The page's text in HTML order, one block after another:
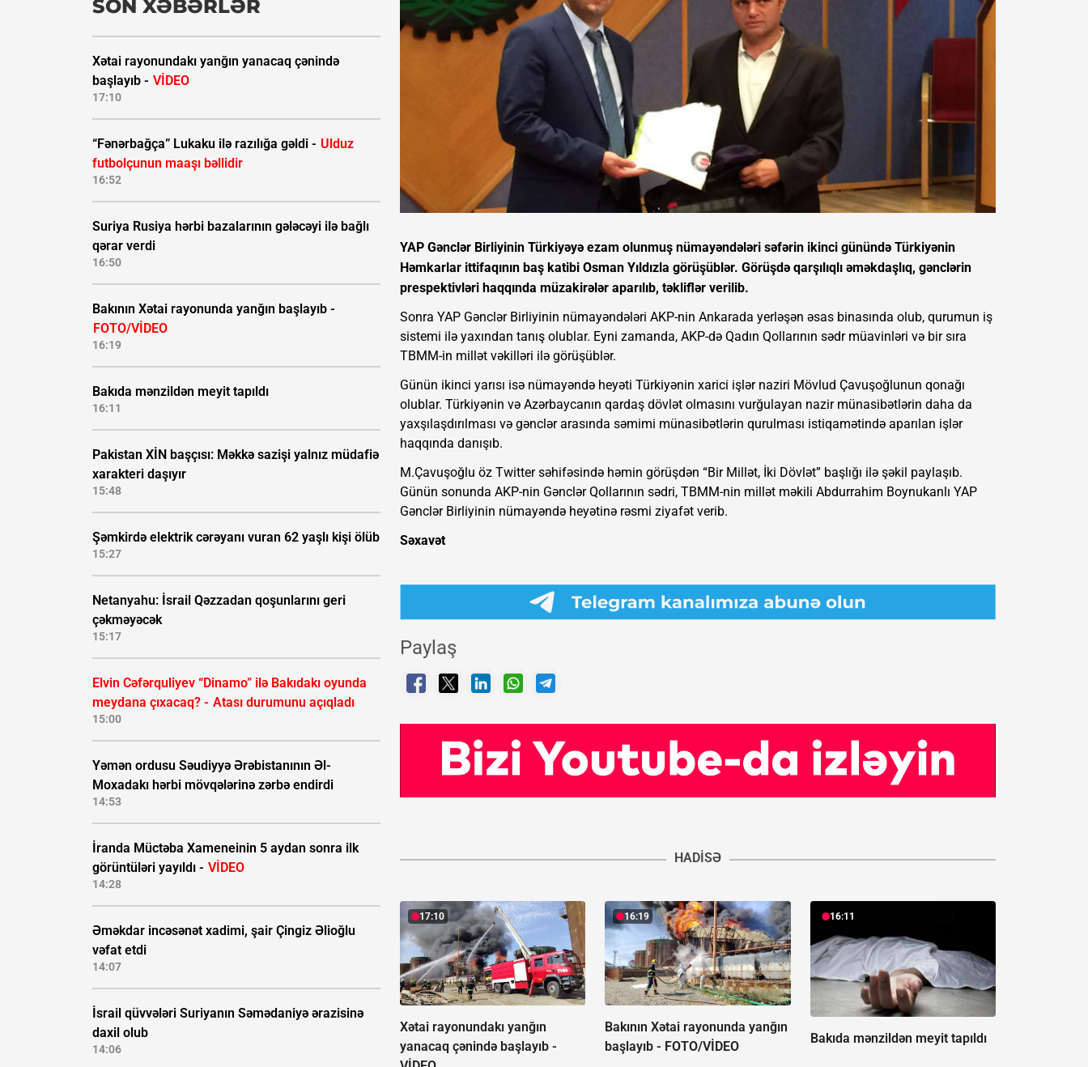
SON XƏBƏRLƏR
Xətai rayonundakı yanğın yanacaq çənində
başlayıb - VİDEO
17:10
“Fənərbağça” Lukaku ilə razılığa gəldi - Ulduz
futbolçunun maaşı bəllidir
16:52
Suriya Rusiya hərbi bazalarının gələcəyi ilə bağlı
qərar verdi
16:50
Bakının Xətai rayonunda yanğın başlayıb -
FOTO/VİDEO
16:19
Bakıda mənzildən meyit tapıldı
16:11
Pakistan XİN başçısı: Məkkə sazişi yalnız müdafiə
xarakteri daşıyır
15:48
Şəmkirdə elektrik cərəyanı vuran 62 yaşlı kişi ölüb
15:27
Netanyahu: İsrail Qəzzadan qoşunlarını geri
çəkməyəcək
15:17
Elvin Cəfərquliyev “Dinamo” ilə Bakıdakı oyunda
meydana çıxacaq? - Atası durumunu açıqladı
15:00
Yəmən ordusu Səudiyyə Ərəbistanının Əl-
Moxadakı hərbi mövqələrinə zərbə endirdi
14:53
İranda Müctəba Xameneinin 5 aydan sonra ilk
görüntüləri yayıldı - VİDEO
14:28
Əməkdar incəsənət xadimi, şair Çingiz Əlioğlu
vəfat etdi
14:07
İsrail qüvvələri Suriyanın Səmədaniyə ərazisinə
daxil olub
14:06
YAP Gənclər Birliyinin Türkiyəyə ezam olunmuş nümayəndələri səfərin ikinci günündə Türkiyənin
Həmkarlar ittifaqının baş katibi Osman Yıldızla görüşüblər. Görüşdə qarşılıqlı əməkdaşlıq, gənclərin
prespektivləri haqqında müzakirələr aparılıb, təkliflər verilib.
Sonra YAP Gənclər Birliyinin nümayəndələri AKP-nin Ankarada yerləşən əsas binasında olub, qurumun iş
sistemi ilə yaxından tanış olublar. Eyni zamanda, AKP-də Qadın Qollarının sədr müavinləri və bir sıra
TBMM-in millət vəkilləri ilə görüşüblər.
Günün ikinci yarısı isə nümayəndə heyəti Türkiyənin xarici işlər naziri Mövlud Çavuşoğlunun qonağı
olublar. Türkiyənin və Azərbaycanın qardaş dövlət olmasını vurğulayan nazir münasibətlərin daha da
yaxşılaşdırılması və gənclər arasında səmimi münasibətlərin qurulması istiqamətində aparılan işlər
haqqında danışıb.
M.Çavuşoğlu öz Twitter səhifəsində həmin görüşdən “Bir Millət, İki Dövlət” başlığı ilə şəkil paylaşıb.
Günün sonunda AKP-nin Gənclər Qollarının sədri, TBMM-nin millət məkili Abdurrahim Boynukanlı YAP
Gənclər Birliyinin nümayəndə heyətinə rəsmi ziyafət verib.
Səxavət
Paylaş
HADISƏ
17:10
Xətai rayonundakı yanğın
yanacaq çənində başlayıb -
16:19
Bakının Xətai rayonunda yanğın
başlayıb - FOTO/VİDEO
16:11
Bakıda mənzildən meyit tapıldı